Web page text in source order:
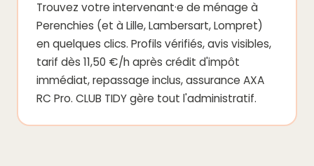
Trouvez votre intervenant·e de ménage à
Perenchies (et à Lille, Lambersart, Lompret)
en quelques clics. Profils vérifiés, avis visibles,
tarif dès 11,50 €/h après crédit d'impôt
immédiat, repassage inclus, assurance AXA
RC Pro. CLUB TIDY gère tout l'administratif.